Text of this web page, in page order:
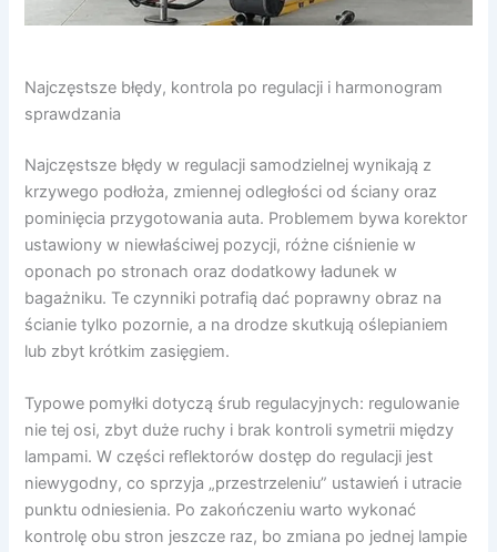
Najczęstsze błędy, kontrola po regulacji i harmonogram
sprawdzania
Najczęstsze błędy w regulacji samodzielnej wynikają z
krzywego podłoża, zmiennej odległości od ściany oraz
pominięcia przygotowania auta. Problemem bywa korektor
ustawiony w niewłaściwej pozycji, różne ciśnienie w
oponach po stronach oraz dodatkowy ładunek w
bagażniku. Te czynniki potrafią dać poprawny obraz na
ścianie tylko pozornie, a na drodze skutkują oślepianiem
lub zbyt krótkim zasięgiem.
Typowe pomyłki dotyczą śrub regulacyjnych: regulowanie
nie tej osi, zbyt duże ruchy i brak kontroli symetrii między
lampami. W części reflektorów dostęp do regulacji jest
niewygodny, co sprzyja „przestrzeleniu” ustawień i utracie
punktu odniesienia. Po zakończeniu warto wykonać
kontrolę obu stron jeszcze raz, bo zmiana po jednej lampie